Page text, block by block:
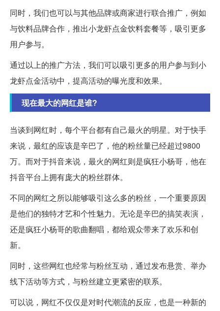
同时，我们也可以与其他品牌或商家进行联合推广，例如
与饮料品牌合作，推出小龙虾点金饮料套餐等，吸引更多
用户参与。
通过以上的推广方法，我们可以吸引更多的用户参与到小
龙虾点金活动中，提高活动的曝光度和效果。
现在最大的网红是谁?
当谈到网红时，每个平台都有自己最火的明星。对于快手
来说，最红的应该是辛巴了，他的粉丝量已经超过9800
万。而对于抖音来说，最火的网红则是疯狂小杨哥，他在
抖音平台上拥有庞大的粉丝群体。
不同的网红之所以能够吸引这么多的粉丝，一个重要原因
是他们的独特才艺和个性魅力。无论是辛巴的搞笑表演，
还是疯狂小杨哥的歌曲翻唱，都给观众带来了欢乐和创
新。
同时，这些网红也经常与粉丝互动，通过发布悬赏、举办
线下活动等方式，与粉丝建立更紧密的联系。
可以说，网红不仅仅是对时代潮流的反应，也是一种新的